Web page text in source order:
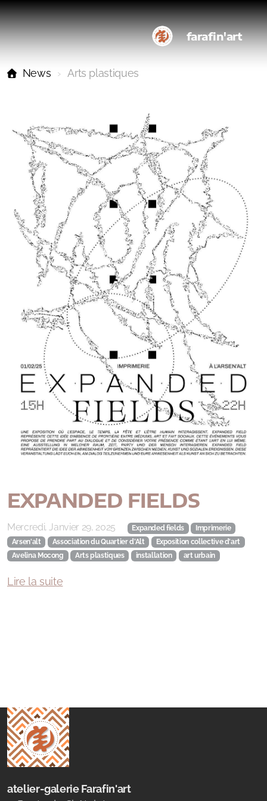
farafin'art
News Arts plastiques
EXPANDED FIELDS
Mercredi, Janvier 29, 2025 Expanded fields
Imprimerie
Arsen'alt
Association du Quartier d’Alt
Exposition collective d'art
Avelina Mocong
Arts plastiques installation art urbain
Lire la suite
atelier-galerie Farafin'art